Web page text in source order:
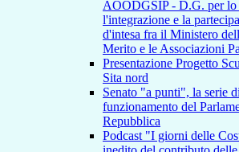
AOODGSIP - D.G. per lo
l'integrazione e la
d'intesa fra il Ministero
Merito e le Associazioni
Presentazione Progetto
Sita nord
Senato "a punti", la serie
funzionamento del
Repubblica
Podcast "I giorni delle